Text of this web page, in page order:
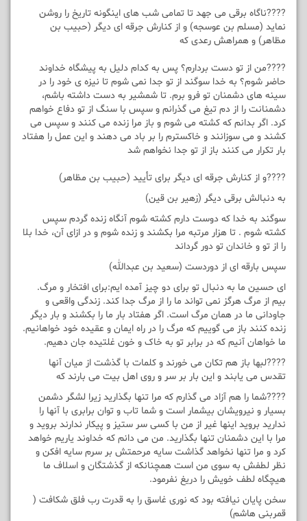
????ناگاه برقی می جهد تا تمامی شب های اینگونه تاریخ را روشن
نماید (مسلم بن عوسجه) و از کنارش جرقه ای دیگر (حبیب بن
مظاهر) و همراهش رعدی که
????من از تو دست بردارم؟ پس به کدام دلیل به پیشگاه خداوند
حاضر شوم؟ به خدا سوگند از تو جدا نمی شوم تا نیزه ی خود را در
سینه های دشمنان تو فرو برم. تا شمشیر به دست داشته باشم،
دشمنانت را از دم تیغ می گذرانم و سپس با سنگ از تو دفاع خواهم
کرد. اگر بدانم که کشته می شوم و باز مرا زنده می کنند و سپس می
کشند و می سوزانند و خاکسترم را بر باد می دهند و این عمل را هفتاد
بار تکرار می کنند باز از تو جدا نخواهم شد
????و از کنارش جرقه ای دیگر برای تأیید (حبیب بن مظاهر)
به دنبالش برقی دیگر (زهیر بن قین)
سوگند به خدا که دوست دارم کشته شوم آنگاه زنده گردم سپس
کشته شوم . تا هزار مرتبه مرا بکشند و زنده شوم و در ازای آن، خدا بلا
را از تو و خاندان تو دور گرداند
سپس بارقه ای از دوردست (سعید بن عبدالله)
ای حسین ما به دنبال تو برای دو چیز آمده ایم:برای افتخار و مرگ.
بیم از مرگ هرگز نمی تواند ما را از مرگ جدا کند. زندگی واقعی و
جاودانی ما در همان مرگ است. اگر هفتاد بار ما را بکشند و بار دیگر
زنده کنند باز می گوییم که مرگ را در راه ایمان و عقیده خود خواهانیم.
ما خواهان آنیم که در برابر تو به خاک و خون غلتیده جان دهیم.
????لبها باز هم تکان می خورند و کلمات با گذشت از میان آنها
تقدس می یابند و این بار بر سر و روی اهل بیت می بارند که
????شما را هم آزاد می گذارم که مرا تنها بگذارید زیرا لشگر دشمن
بسیار و نیرویشان بیشمار است و شما تاب و توان برابری با آنها را
ندارید بروید اینها غیر از من با کسی سر ستیز و پیکار ندارند بروید و
مرا با این دشمنان تنها بگذارید. من می دانم که خداوند یاریم خواهد
کرد و مرا تنها نخواهد گذاشت سایه مرحمتش بر سرم سایه افکن و
نظر لطفش به سوی من است همچنانکه از گذشتگان و اسلاف ما
هیچگاه لطف خویش را دریغ نفرمود.
سخن پایان نیافته بود که نوری غاسق را به قدرت رب فلق شکافت (
قمربنی هاشم)